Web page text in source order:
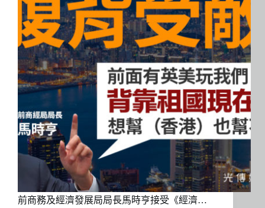
前商務及經濟發展局局長馬時亨接受《經濟…